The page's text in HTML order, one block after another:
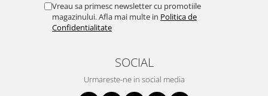
Vreau sa primesc newsletter cu promotiile
magazinului. Afla mai multe in Politica de
Confidentialitate
SOCIAL
Urmareste-ne in social media